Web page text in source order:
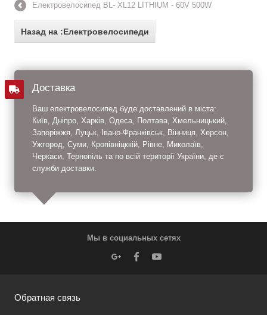
Електровелосипед BL- XL12 LITHIUM - 60V 500W
Назад на :Електровелосипеди
Доставка
Ваш електровелосипед буде доставлений в міста:
Київ, Дніпро, Харків, Одеса, Полтава, Хмельницький,
Запоріжжя, Луцьк, Івано-Франківськ, Вінниця, Херсон,
Ужгород, Суми, Кропівніцккій, Рівне, Миколаїв,
Черкаси, Тернопіль та по всій території України, де є
служби доставки.
Мы в социальных сетях
Обратная связь